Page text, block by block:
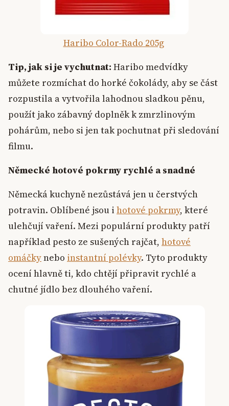
Haribo Color-Rado 205g
Tip, jak si je vychutnat: Haribo medvídky
můžete rozmíchat do horké čokolády, aby se část
rozpustila a vytvořila lahodnou sladkou pěnu,
použít jako zábavný doplněk k zmrzlinovým
pohárům, nebo si jen tak pochutnat při sledování
filmu.
Německé hotové pokrmy rychlé a snadné
Německá kuchyně nezůstává jen u čerstvých
potravin. Oblíbené jsou i hotové pokrmy, které
ulehčují vaření. Mezi populární produkty patří
například pesto ze sušených rajčat, hotové
omáčkynebo instantní polévky. Tyto produkty
ocení hlavně ti, kdo chtějí připravit rychlé a
chutné jídlo bez dlouhého vaření.